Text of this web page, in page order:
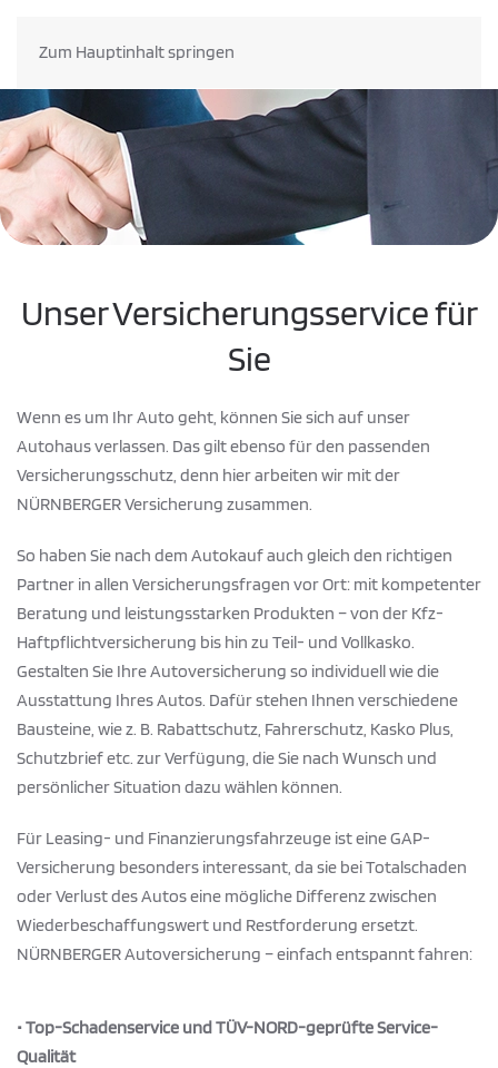
Zum Hauptinhalt springen
Unser Versicherungsservice für
Sie
Wenn es um Ihr Auto geht, können Sie sich auf unser
Autohaus verlassen. Das gilt ebenso für den passenden
Versicherungsschutz, denn hier arbeiten wir mit der
NÜRNBERGER Versicherung zusammen.
So haben Sie nach dem Autokauf auch gleich den richtigen
Partner in allen Versicherungsfragen vor Ort: mit kompetenter
Beratung und leistungsstarken Produkten – von der Kfz-
Haftpflichtversicherung bis hin zu Teil- und Vollkasko.
Gestalten Sie Ihre Autoversicherung so individuell wie die
Ausstattung Ihres Autos. Dafür stehen Ihnen verschiedene
Bausteine, wie z. B. Rabattschutz, Fahrerschutz, Kasko Plus,
Schutzbrief etc. zur Verfügung, die Sie nach Wunsch und
persönlicher Situation dazu wählen können.
Für Leasing- und Finanzierungsfahrzeuge ist eine GAP-
Versicherung besonders interessant, da sie bei Totalschaden
oder Verlust des Autos eine mögliche Differenz zwischen
Wiederbeschaffungswert und Restforderung ersetzt.
NÜRNBERGER Autoversicherung – einfach entspannt fahren:
• Top-Schadenservice und TÜV-NORD-geprüfte Service-
Qualität